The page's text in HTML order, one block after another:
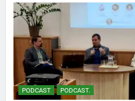
PODCAST PODCAST.